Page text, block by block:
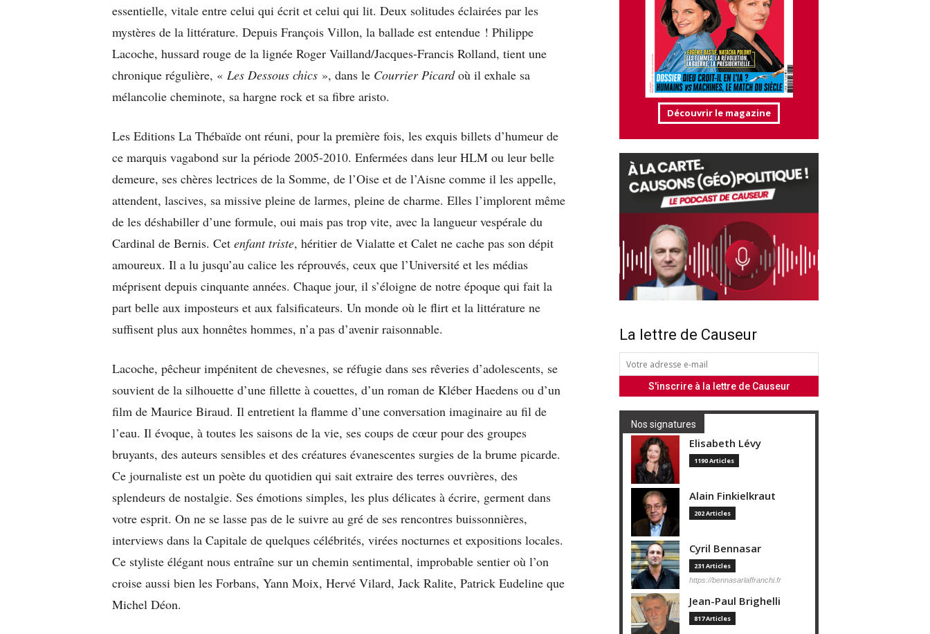
essentielle, vitale entre celui qui écrit et celui qui lit. Deux solitudes éclairées par les
mystères de la littérature. Depuis François Villon, la ballade est entendue ! Philippe
Lacoche, hussard rouge de la lignée Roger Vailland/Jacques-Francis Rolland, tient une
chronique régulière, « Les Dessous chics », dans le Courrier Picardoù il exhale sa
mélancolie cheminote, sa hargne rock et sa fibre aristo.
Les Editions La Thébaïde ont réuni, pour la première fois, les exquis billets d’humeur de
ce marquis vagabond sur la période 2005-2010. Enfermées dans leur HLM ou leur belle
demeure, ses chères lectrices de la Somme, de l’Oise et de l’Aisne comme il les appelle,
attendent, lascives, sa missive pleine de larmes, pleine de charme. Elles l’implorent même
de les déshabiller d’une formule, oui mais pas trop vite, avec la langueur vespérale du
Cardinal de Bernis. Cet enfant triste, héritier de Vialatte et Calet ne cache pas son dépit
amoureux. Il a lu jusqu’au calice les réprouvés, ceux que l’Université et les médias
méprisent depuis cinquante années. Chaque jour, il s’éloigne de notre époque qui fait la
part belle aux imposteurs et aux falsificateurs. Un monde où le flirt et la littérature ne
suffisent plus aux honnêtes hommes, n’a pas d’avenir raisonnable.
Lacoche, pêcheur impénitent de chevesnes, se réfugie dans ses rêveries d’adolescents, se
souvient de la silhouette d’une fillette à couettes, d’un roman de Kléber Haedens ou d’un
film de Maurice Biraud. Il entretient la flamme d’une conversation imaginaire au fil de
l’eau. Il évoque, à toutes les saisons de la vie, ses coups de cœur pour des groupes
bruyants, des auteurs sensibles et des créatures évanescentes surgies de la brume picarde.
Ce journaliste est un poète du quotidien qui sait extraire des terres ouvrières, des
splendeurs de nostalgie. Ses émotions simples, les plus délicates à écrire, germent dans
votre esprit. On ne se lasse pas de le suivre au gré de ses rencontres buissonnières,
interviews dans la Capitale de quelques célébrités, virées nocturnes et expositions locales.
Ce styliste élégant nous entraîne sur un chemin sentimental, improbable sentier où l’on
croise aussi bien les Forbans, Yann Moix, Hervé Vilard, Jack Ralite, Patrick Eudeline que
Michel Déon.
Découvrir le magazine
La lettre de Causeur
Nos signatures
Elisabeth Lévy
1190 Articles
Alain Finkielkraut
202 Articles
Cyril Bennasar
231 Articles
https://bennasarlaffranchi.fr
Jean-Paul Brighelli
817 Articles